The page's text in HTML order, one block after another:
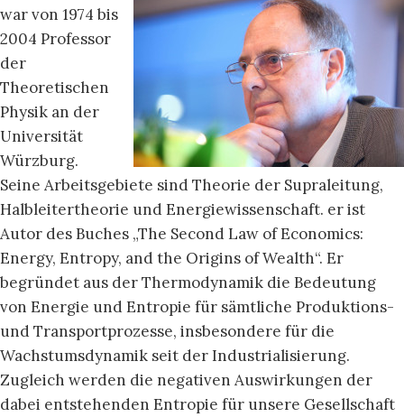
war von 1974 bis
2004 Professor
der
Theoretischen
Physik an der
Universität
Würzburg.
Seine Arbeitsgebiete sind Theorie der Supraleitung,
Halbleitertheorie und Energiewissenschaft. er ist
Autor des Buches „The Second Law of Economics:
Energy, Entropy, and the Origins of Wealth“. Er
begründet aus der Thermodynamik die Bedeutung
von Energie und Entropie für sämtliche Produktions-
und Transportprozesse, insbesondere für die
Wachstumsdynamik seit der Industrialisierung.
Zugleich werden die negativen Auswirkungen der
dabei entstehenden Entropie für unsere Gesellschaft